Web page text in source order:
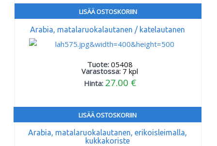
LISÄÄ OSTOSKORIIN
Arabia, matalaruokalautanen / katelautanen
Tuote: 05408
Varastossa: 7 kpl
Hinta: 27.00 €
LISÄÄ OSTOSKORIIN
Arabia, matalaruokalautanen, erikoisleimalla,
kukkakoriste